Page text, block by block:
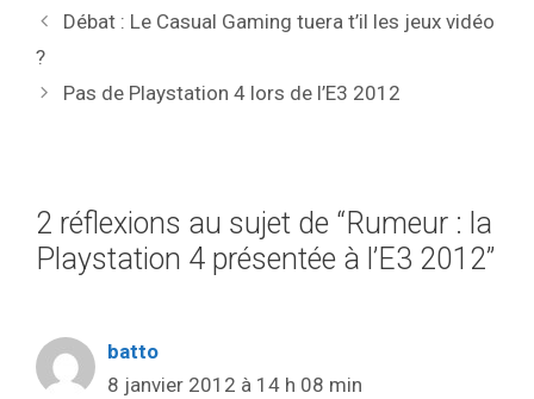
Débat : Le Casual Gaming tuera t’il les jeux vidéo
?
Pas de Playstation 4 lors de l’E3 2012
2 réflexions au sujet de “Rumeur : la
Playstation 4 présentée à l’E3 2012”
batto
8 janvier 2012 à 14 h 08 min